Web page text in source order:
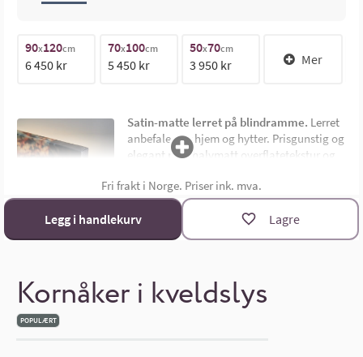
Kornåker i kveldslys
POPULÆRT
90x120cm
6 450 kr
70x100cm
5 450 kr
50x70cm
3 950 kr Mer
Satin-matte lerret på blindramme. Lerret
anbefales for hjem og hytter. Prisgunstig og
elegant med halvmatt overflatetekstur og
limtre blindramme. Bildemål oppgis som
bredde x høyde i cm.Materialoversikt
Størrelsekalkulator
Fri frakt i Norge. Priser ink. mva.
Legg i handlekurv Lagre